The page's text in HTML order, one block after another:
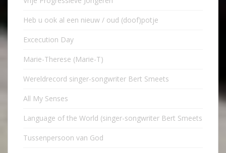
Heb u ook al een nieuw / oud (doof)potje
Excecution Day
Marie-Therese (Marie-T)
Wereldrecord singer-songwriter Bert Smeets
All My Senses
Language of the World (singer-songwriter Bert Smeets
Tussenpersoon van God